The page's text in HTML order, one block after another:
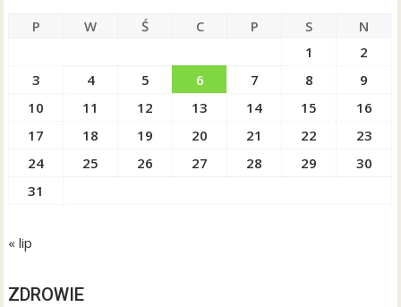
P W Ś C P S
N
1
2
3
4 5 6 7 8
9
10
11 12 13 14 15
16
17
18 19 20 21 22
23
24
25 26 27 28 29
30
31
« lip
ZDROWIE